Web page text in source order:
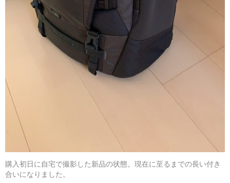
購入初日に自宅で撮影した新品の状態。現在に至るまでの長い付き
合いになりました。